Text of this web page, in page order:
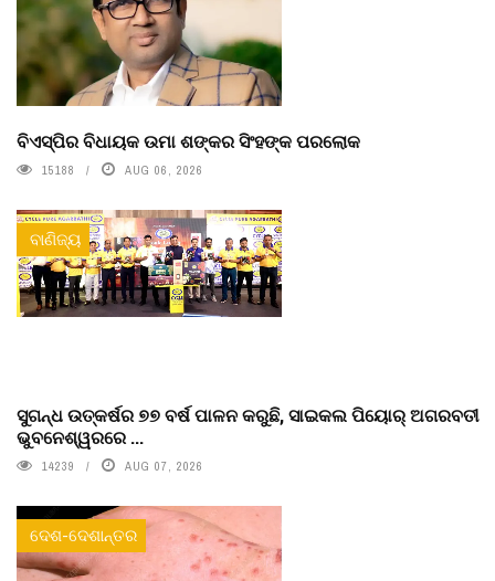
ବିଏସ୍‌ପିର ବିଧାୟକ ଉମା ଶଙ୍କର ସିଂହଙ୍କ ପରଲୋକ
15188 AUG 06, 2026
ବାଣିଜ୍ୟ
ସୁଗନ୍ଧ ଉତ୍କର୍ଷର ୭୭ ବର୍ଷ ପାଳନ କରୁଛି, ସାଇକଲ ପିୟୋର୍‌ ଅଗରବତୀ
ଭୁବନେଶ୍ୱରରେ ...
14239 AUG 07, 2026
ଦେଶ-ଦେଶାନ୍ତର